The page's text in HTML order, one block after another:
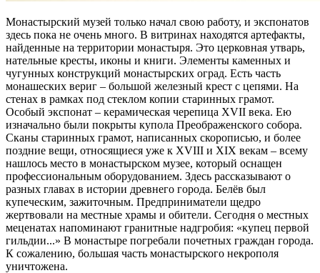
Монастырский музей только начал свою работу, и экспонатов
здесь пока не очень много. В витринах находятся артефакты,
найденные на территории монастыря. Это церковная утварь,
нательные кресты, иконы и книги. Элементы каменных и
чугунных конструкций монастырских оград. Есть часть
монашеских вериг – большой железный крест с цепями. На
стенах в рамках под стеклом копии старинных грамот.
Особый экспонат – керамическая черепица XVII века. Ею
изначально были покрыты купола Преображенского собора.
Сканы старинных грамот, написанных скорописью, и более
поздние вещи, относящиеся уже к XVIII и XIX векам – всему
нашлось место в монастырском музее, который оснащен
профессиональным оборудованием. Здесь рассказывают о
разных главах в истории древнего города. Белёв был
купеческим, зажиточным. Предприниматели щедро
жертвовали на местные храмы и обители. Сегодня о местных
меценатах напоминают гранитные надгробия: «купец первой
гильдии...» В монастыре погребали почетных граждан города.
К сожалению, большая часть монастырского некрополя
уничтожена.